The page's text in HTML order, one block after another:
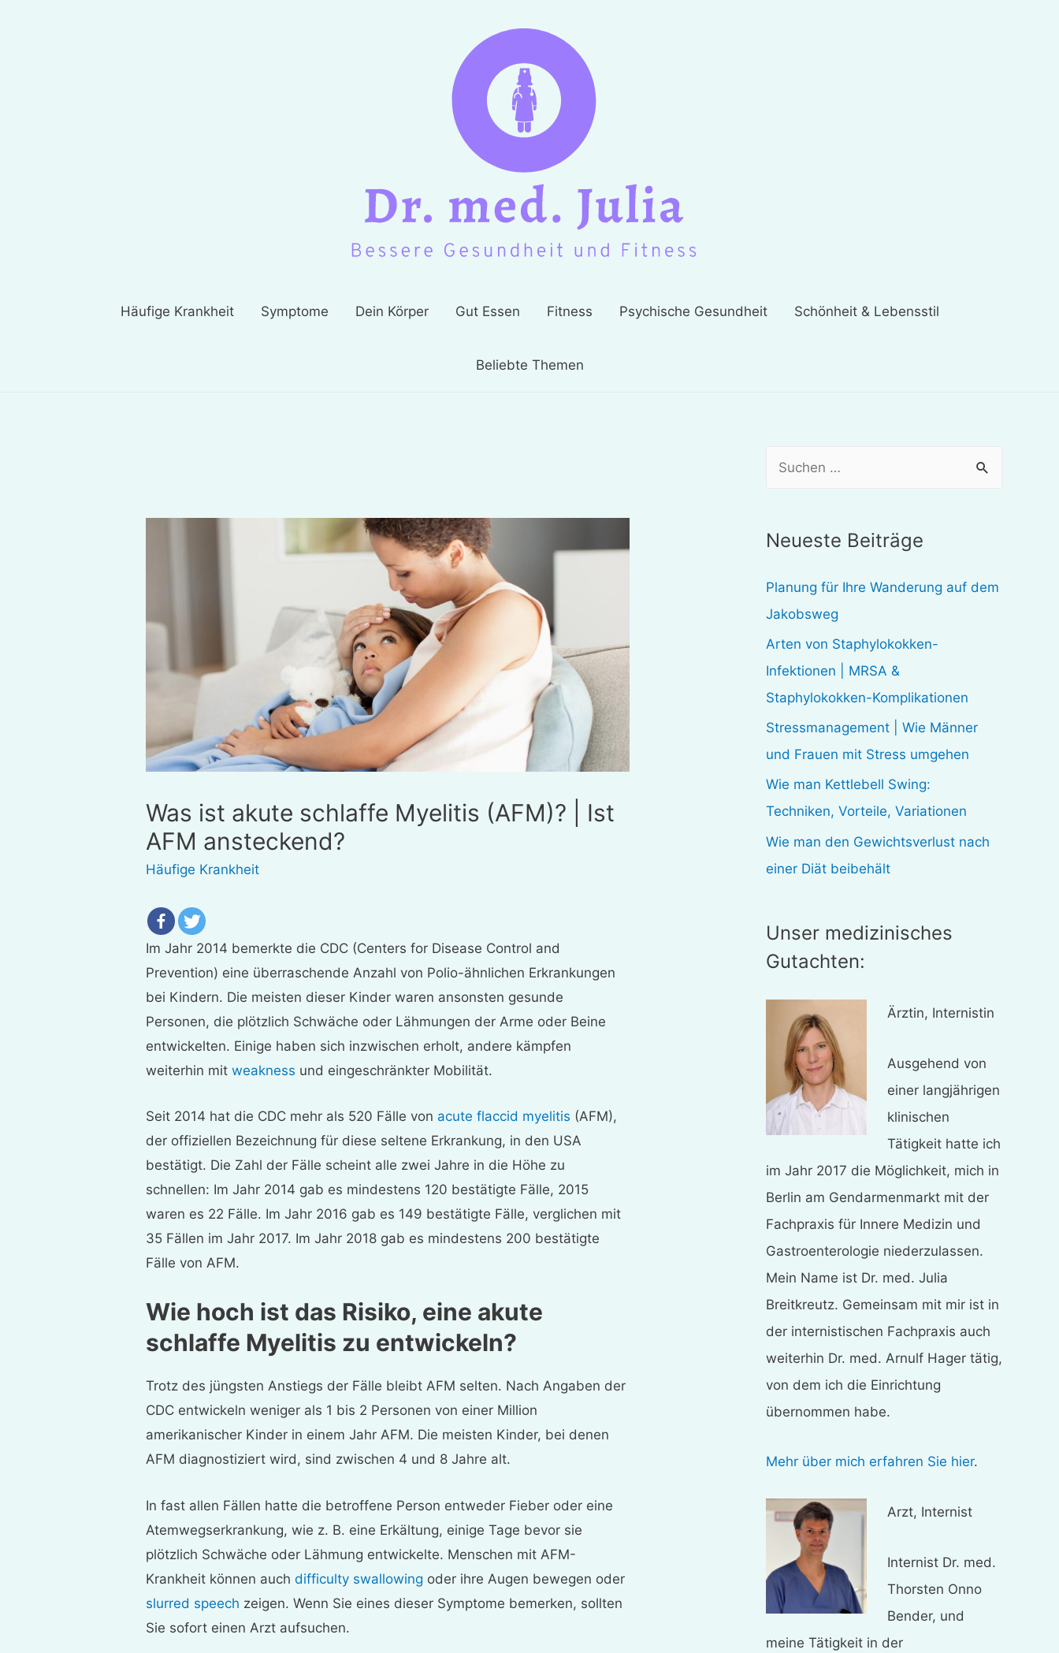
Häufige Krankheit Symptome Dein Körper Gut Essen Fitness Psychische Gesundheit Schönheit & Lebensstil
Beliebte Themen
Was ist akute schlaffe Myelitis (AFM)? | Ist
AFM ansteckend?
Häufige Krankheit
Im Jahr 2014 bemerkte die CDC (Centers for Disease Control and
Prevention) eine überraschende Anzahl von Polio-ähnlichen Erkrankungen
bei Kindern. Die meisten dieser Kinder waren ansonsten gesunde
Personen, die plötzlich Schwäche oder Lähmungen der Arme oder Beine
entwickelten. Einige haben sich inzwischen erholt, andere kämpfen
weiterhin mitweakness und eingeschränkter Mobilität.
Seit 2014 hat die CDC mehr als 520 Fälle von acute flaccid myelitis (AFM),
der offiziellen Bezeichnung für diese seltene Erkrankung, in den USA
bestätigt. Die Zahl der Fälle scheint alle zwei Jahre in die Höhe zu
schnellen: Im Jahr 2014 gab es mindestens 120 bestätigte Fälle, 2015
waren es 22 Fälle. Im Jahr 2016 gab es 149 bestätigte Fälle, verglichen mit
35 Fällen im Jahr 2017. Im Jahr 2018 gab es mindestens 200 bestätigte
Fälle von AFM.
Wie hoch ist das Risiko, eine akute
schlaffe Myelitis zu entwickeln?
Trotz des jüngsten Anstiegs der Fälle bleibt AFM selten. Nach Angaben der
CDC entwickeln weniger als 1 bis 2 Personen von einer Million
amerikanischer Kinder in einem Jahr AFM. Die meisten Kinder, bei denen
AFM diagnostiziert wird, sind zwischen 4 und 8 Jahre alt.
In fast allen Fällen hatte die betroffene Person entweder Fieber oder eine
Atemwegserkrankung, wie z. B. eine Erkältung, einige Tage bevor sie
plötzlich Schwäche oder Lähmung entwickelte. Menschen mit AFM-
Krankheit können auchdifficulty swallowing oder ihre Augen bewegen oder
slurred speech zeigen. Wenn Sie eines dieser Symptome bemerken, sollten
Sie sofort einen Arzt aufsuchen.
h
n
n
a
c
h
:
Neueste Beiträge
Planung für Ihre Wanderung auf dem
Jakobsweg
Arten von Staphylokokken-
Infektionen | MRSA &
Staphylokokken-Komplikationen
Stressmanagement | Wie Männer
und Frauen mit Stress umgehen
Wie man Kettlebell Swing:
Techniken, Vorteile, Variationen
Wie man den Gewichtsverlust nach
einer Diät beibehält
Unser medizinisches
Gutachten:
Ärztin, Internistin
Ausgehend von
einer langjährigen
klinischen
Tätigkeit hatte ich
im Jahr 2017 die Möglichkeit, mich in
Berlin am Gendarmenmarkt mit der
Fachpraxis für Innere Medizin und
Gastroenterologie niederzulassen.
Mein Name ist Dr. med. Julia
Breitkreutz. Gemeinsam mit mir ist in
der internistischen Fachpraxis auch
weiterhin Dr. med. Arnulf Hager tätig,
von dem ich die Einrichtung
übernommen habe.
Mehr über mich erfahren Sie hier.
Arzt, Internist
Internist Dr. med.
Thorsten Onno
Bender, und
meine Tätigkeit in der